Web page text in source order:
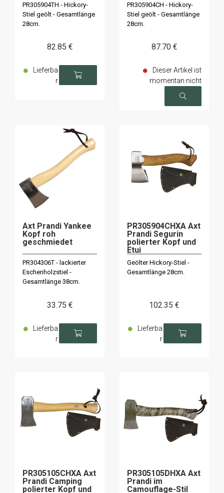
PR305904TH - Hickory-
Stiel geölt - Gesamtlänge
28cm.
82.85 €
Lieferba
r
PR305904CH - Hickory-
Stiel geölt - Gesamtlänge
28cm.
87.70 €
Dieser Artikel ist
momentan nicht
verfügbar
Axt Prandi Yankee
Kopf roh
geschmiedet
PR304306T - lackierter
Eschenholzstiel -
Gesamtlänge 38cm.
33.75 €
Lieferba
r
PR305904CHXA Axt
Prandi Segurin
polierter Kopf und
Etui
Geölter Hickory-Stiel -
Gesamtlänge 28cm.
102.35 €
Lieferba
r
PR305105CHXA Axt
Prandi Camping
polierter Kopf und
PR305105DHXA Axt
Prandi im
Camouflage-Stil